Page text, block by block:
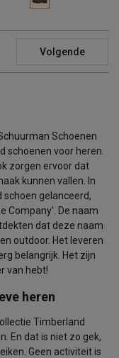
Volgende
Schoenen
schoenen voor heren.
zorgen ervoor dat
kunnen vallen. In
gelanceerd,
Company’. De naam
dat deze naam
outdoor. Het leveren
belangrijk. Het zijn
van hebt!
heren
Timberland
En dat is niet zo gek,
Geen activiteit is